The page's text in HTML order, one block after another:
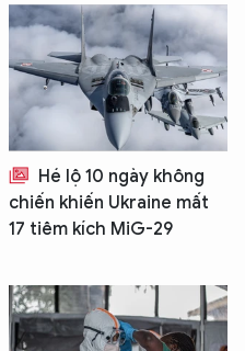
Hé lộ 10 ngày không
chiến khiến Ukraine mất
17 tiêm kích MiG-29